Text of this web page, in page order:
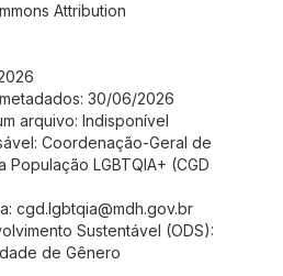
os dados foram harmonizados e
assegurando consistência
entre os estados. Esse
metodológica e a
permitindo que os
decisões baseadas em
contínuo da política pública
reais das pessoas
Attribution
30/06/2026
arquivo: Indisponível
Coordenação-Geral de
LGBTQIA+ (CGD
cgd.lgbtqia@mdh.gov.br
Sustentável (ODS):
de Gênero